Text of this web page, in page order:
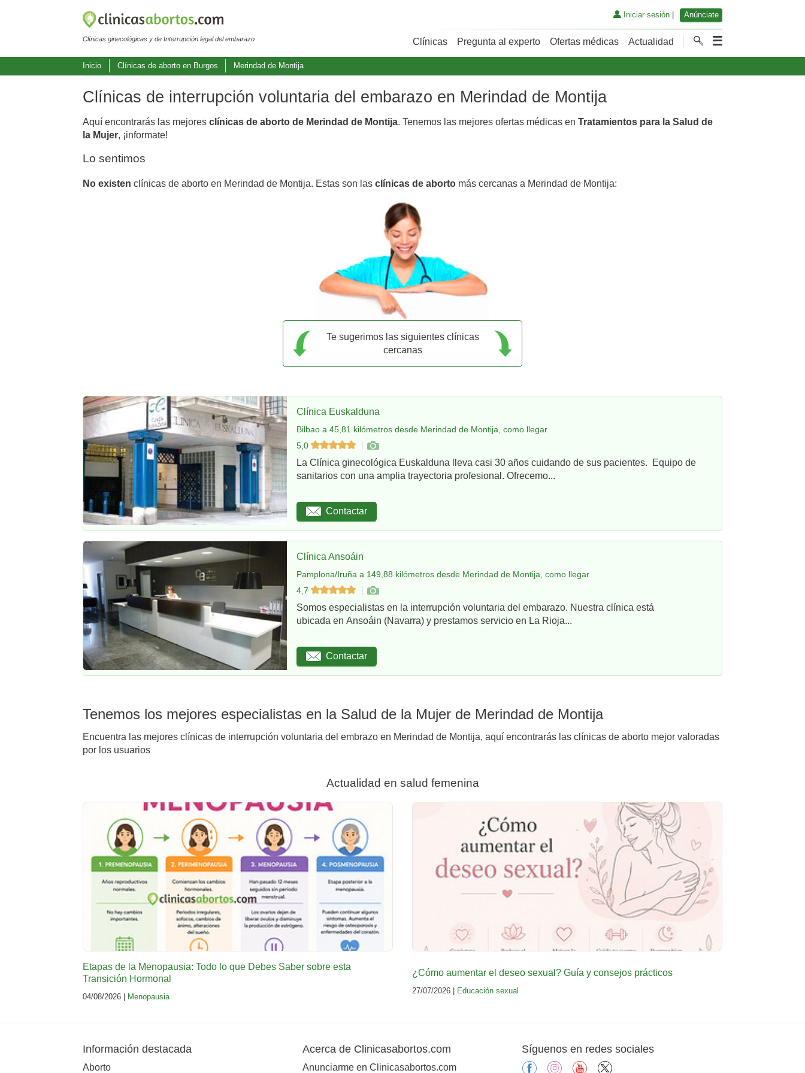
Clínicas ginecológicas y de Interrupción legal del embarazo
Iniciar sesión| Anúnciate
Clínicas Pregunta al experto Ofertas médicas Actualidad
Inicio Clínicas de aborto en Burgos Merindad de Montija
Clínicas de interrupción voluntaria del embarazo en Merindad de Montija
Aquí encontrarás las mejores clínicas de aborto de Merindad de Montija. Tenemos las mejores ofertas médicas en Tratamientos para la Salud de
la Mujer, ¡informate!
Lo sentimos
No existen clínicas de aborto en Merindad de Montija. Estas son las clínicas de aborto más cercanas a Merindad de Montija:
Te sugerimos las siguientes clínicas
cercanas
Clínica Euskalduna
Bilbao a 45,81 kilómetros desde Merindad de Montija, como llegar
5,0
La Clínica ginecológica Euskalduna lleva casi 30 años cuidando de sus pacientes. Equipo de
sanitarios con una amplia trayectoria profesional. Ofrecemo...
Contactar
Clínica Ansoáin
Pamplona/Iruña a 149,88 kilómetros desde Merindad de Montija, como llegar
4,7
Somos especialistas en la interrupción voluntaria del embarazo. Nuestra clínica está
ubicada en Ansoáin (Navarra) y prestamos servicio en La Rioja...
Contactar
Tenemos los mejores especialistas en la Salud de la Mujer de Merindad de Montija
Encuentra las mejores clínicas de interrupción voluntaria del embrazo en Merindad de Montija, aquí encontrarás las clínicas de aborto mejor valoradas
por los usuarios
Actualidad en salud femenina
Etapas de la Menopausia: Todo lo que Debes Saber sobre esta
Transición Hormonal
04/08/2026 | Menopausia
¿Cómo aumentar el deseo sexual? Guía y consejos prácticos
27/07/2026 | Educación sexual
Información destacada
Aborto
Acerca de Clinicasabortos.com
Anunciarme en Clinicasabortos.com
Síguenos en redes sociales
facebookinstagramyoutube